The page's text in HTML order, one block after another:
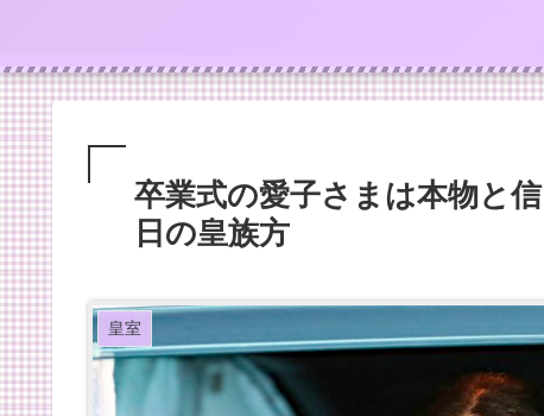
卒業式の愛子さまは本物と
日の皇族方
皇室